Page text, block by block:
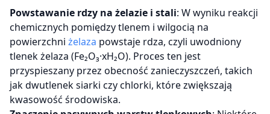
Powstawanie rdzy na żelazie i stali: W wyniku reakcji
chemicznych pomiędzy tlenem i wilgocią na
powierzchni żelaza powstaje rdza, czyli uwodniony
tlenek żelaza (Fe₂O₃·xH₂O). Proces ten jest
przyspieszany przez obecność zanieczyszczeń, takich
jak dwutlenek siarki czy chlorki, które zwiększają
kwasowość środowiska.